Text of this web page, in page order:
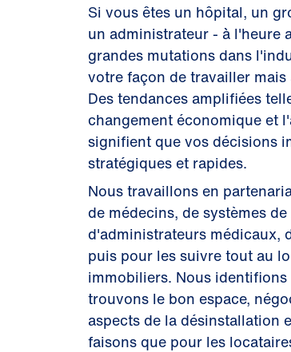
Si vous êtes un hôpital, un
un administrateur - à l'heure
grandes mutations dans
votre façon de travailler
Des tendances amplifiées
changement économique et
signifient que vos décisions
stratégiques et rapides.
Nous travaillons en
de médecins, de systèmes
d'administrateurs médicaux,
puis pour les suivre tout au
immobiliers. Nous
trouvons le bon espace,
aspects de la désinstallation
faisons que pour les